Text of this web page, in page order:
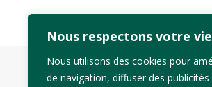
Nous respectons votre
Nous utilisons des cookies pour
de navigation, diffuser des